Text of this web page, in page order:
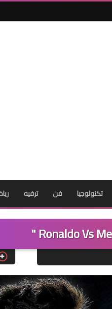
تكنولوجيا فن ترفيه